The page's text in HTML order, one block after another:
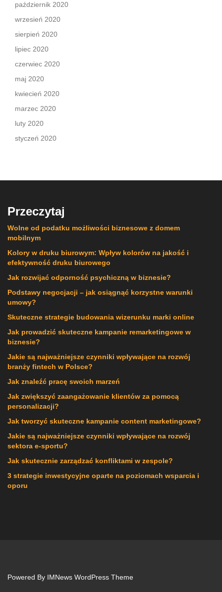
październik 2020
wrzesień 2020
sierpień 2020
lipiec 2020
czerwiec 2020
maj 2020
kwiecień 2020
marzec 2020
luty 2020
styczeń 2020
Przeczytaj
Wolne od podatku możliwości biznesowe z domem
mobilnym
Kolory w druku biurowym: Wpływ kolorów na jakość i
efektywność druku biurowego
Jak rozwijać odporność psychiczną w biznesie?
Podstawy negocjacji – jak osiągnąć korzystne warunki
umowy?
Skuteczne strategie budowania wizerunku marki online
Jak prowadzić skuteczne kampanie remarketingowe w
biznesie?
Jakie są najważniejsze czynniki wpływające na rozwój
branży fintech w Polsce?
Jak znaleźć pracę swoich marzeń
Jak zwiększyć zaangażowanie klientów za pomocą
personalizacji?
Jak tworzyć skuteczne kampanie content marketingowe?
Jakie są najważniejsze czynniki wpływające na rozwój
sektora e-sportu?
Jak skutecznie zarządzać konfliktami w zespole?
3 strategie inwestycyjne oparte na poziomach wsparcia i
oporu
Powered By IMNews WordPress Theme